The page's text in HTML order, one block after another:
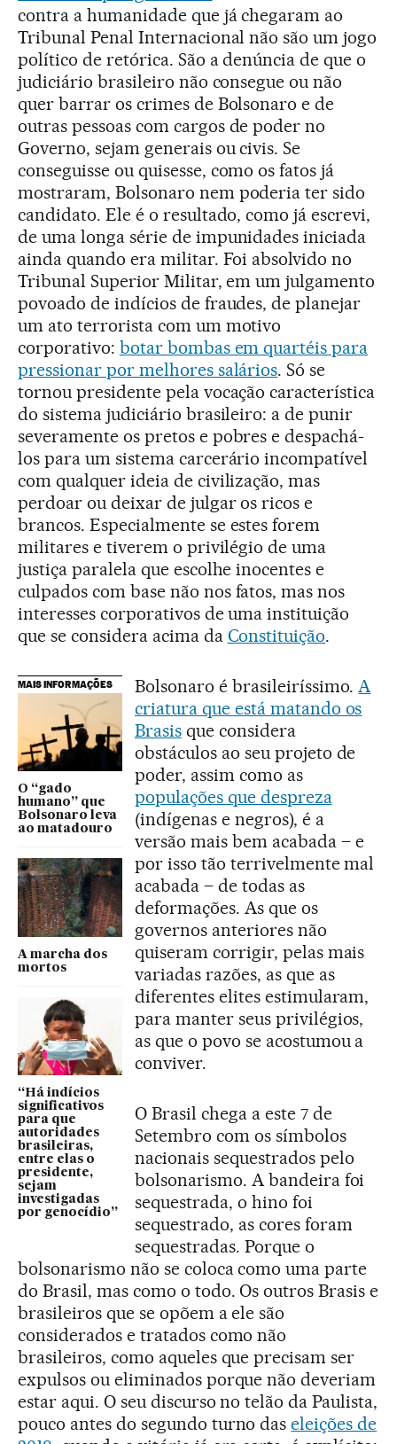
contra a humanidade que já chegaram ao
Tribunal Penal Internacional não são um jogo
político de retórica. São a denúncia de que o
judiciário brasileiro não consegue ou não
quer barrar os crimes de Bolsonaro e de
outras pessoas com cargos de poder no
Governo, sejam generais ou civis. Se
conseguisse ou quisesse, como os fatos já
mostraram, Bolsonaro nem poderia ter sido
candidato. Ele é o resultado, como já escrevi,
de uma longa série de impunidades iniciada
ainda quando era militar. Foi absolvido no
Tribunal Superior Militar, em um julgamento
povoado de indícios de fraudes, de planejar
um ato terrorista com um motivo
corporativo: botar bombas em quartéis para
pressionar por melhores salários. Só se
tornou presidente pela vocação característica
do sistema judiciário brasileiro: a de punir
severamente os pretos e pobres e despachá-
los para um sistema carcerário incompatível
com qualquer ideia de civilização, mas
perdoar ou deixar de julgar os ricos e
brancos. Especialmente se estes forem
militares e tiverem o privilégio de uma
justiça paralela que escolhe inocentes e
culpados com base não nos fatos, mas nos
interesses corporativos de uma instituição
que se considera acima da Constituição.
MAIS INFORMAÇÕES
O “gado
humano” que
Bolsonaro leva
ao matadouro
A marcha dos
mortos
“Há indícios
significativos
para que
autoridades
brasileiras,
entre elas o
presidente,
sejam
investigadas
por genocídio”
Bolsonaro é brasileiríssimo. A
criatura que está matando os
Brasisque considera
obstáculos ao seu projeto de
poder, assim como as
populações que despreza
(indígenas e negros), é a
versão mais bem acabada – e
por isso tão terrivelmente mal
acabada – de todas as
deformações. As que os
governos anteriores não
quiseram corrigir, pelas mais
variadas razões, as que as
diferentes elites estimularam,
para manter seus privilégios,
as que o povo se acostumou a
conviver.
O Brasil chega a este 7 de
Setembro com os símbolos
nacionais sequestrados pelo
bolsonarismo. A bandeira foi
sequestrada, o hino foi
sequestrado, as cores foram
sequestradas. Porque o
bolsonarismo não se coloca como uma parte
do Brasil, mas como o todo. Os outros Brasis e
brasileiros que se opõem a ele são
considerados e tratados como não
brasileiros, como aqueles que precisam ser
expulsos ou eliminados porque não deveriam
estar aqui. O seu discurso no telão da Paulista,
pouco antes do segundo turno daseleições de